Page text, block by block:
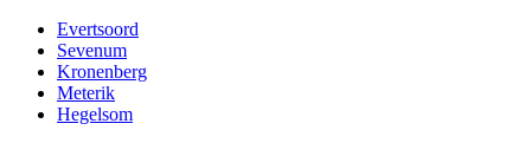
Evertsoord
Sevenum
Kronenberg
Meterik
Hegelsom